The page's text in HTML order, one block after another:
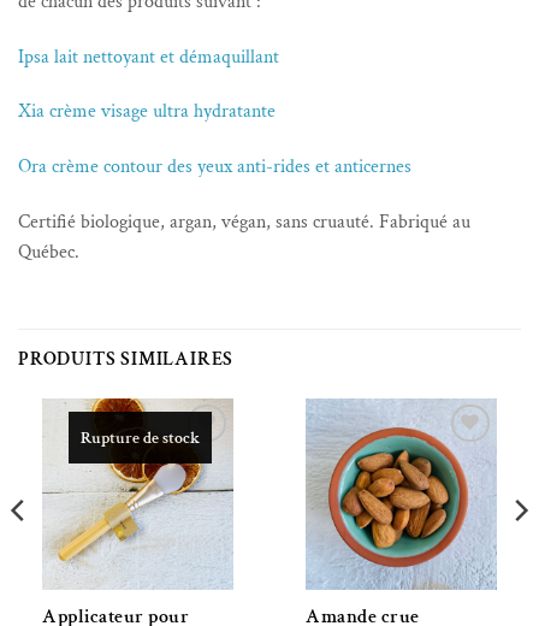
Ipsa lait nettoyant et démaquillant
Xia crème visage ultra hydratante
Ora crème contour des yeux anti-rides et anticernes
Certifié biologique, argan, végan, sans cruauté. Fabriqué au
Québec.
PRODUITS SIMILAIRES
Rupture de stock
Applicateur pour
Ajouter à la liste de souhaits
Amande crue